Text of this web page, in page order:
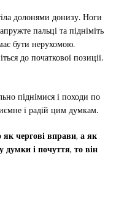
долонями донизу. Ноги
пальці та підніміть
бути нерухомою.
до початкової позиції.
піднімися і походи по
і радій цим думкам.
чергові вправи, а як
думки і почуття, то він